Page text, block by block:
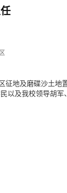
征地及磨碟沙土地
以及我校领导胡军